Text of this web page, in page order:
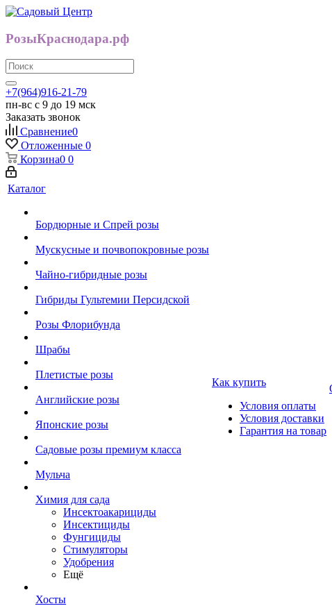
РозыКраснодара.рф
+7(964)916-21-79
пн-вс с 9 до 19 мск
Заказать звонок
Сравнение0
Отложенные 0
Корзина0 0
Каталог
Бордюрные и Спрей розы
Мускусные и почвопокровные розы
Чайно-гибридные розы
Гибриды Гультемии Персидской
Розы Флорибунда
Шрабы
Плетистые розы
Английские розы
Японские розы
Садовые розы премиум класса
Мульча
Химия для сада
Инсектоакарициды
Инсектициды
Фунгициды
Стимуляторы
Удобрения
Ещё
Хосты
Как купить
Условия оплаты
Условия доставки
Гарантия на товар